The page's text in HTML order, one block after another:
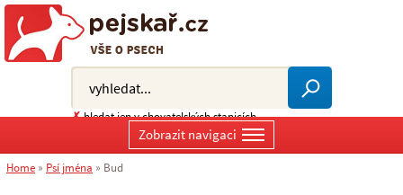
✗hledat jen v chovatelských stanicích
Zobrazit navigaci
Home » Psí jména » Bud